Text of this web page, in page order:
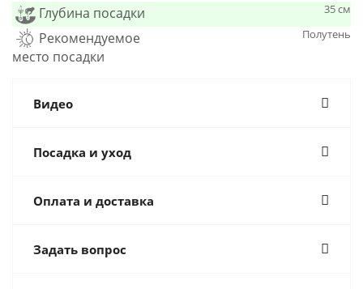
Глубина посадки 35 см
Рекомендуемое
место посадки
Полутень
Видео
Посадка и уход
Оплата и доставка
Задать вопрос